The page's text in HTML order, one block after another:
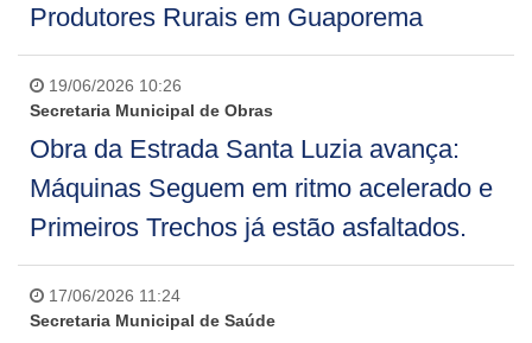
Produtores Rurais em Guaporema
19/06/2026 10:26
Secretaria Municipal de Obras
Obra da Estrada Santa Luzia avança:
Máquinas Seguem em ritmo acelerado e
Primeiros Trechos já estão asfaltados.
17/06/2026 11:24
Secretaria Municipal de Saúde